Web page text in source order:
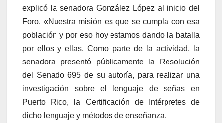
explicó la senadora González López al inicio del
Foro. «Nuestra misión es que se cumpla con esa
población y por eso hoy estamos dando la batalla
por ellos y ellas. Como parte de la actividad, la
senadora presentó públicamente la Resolución
del Senado 695 de su autoría, para realizar una
investigación sobre el lenguaje de señas en
Puerto Rico, la Certificación de Intérpretes de
dicho lenguaje y métodos de enseñanza.